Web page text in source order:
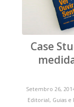
Case
Setembro 26,
Editorial, Guias e